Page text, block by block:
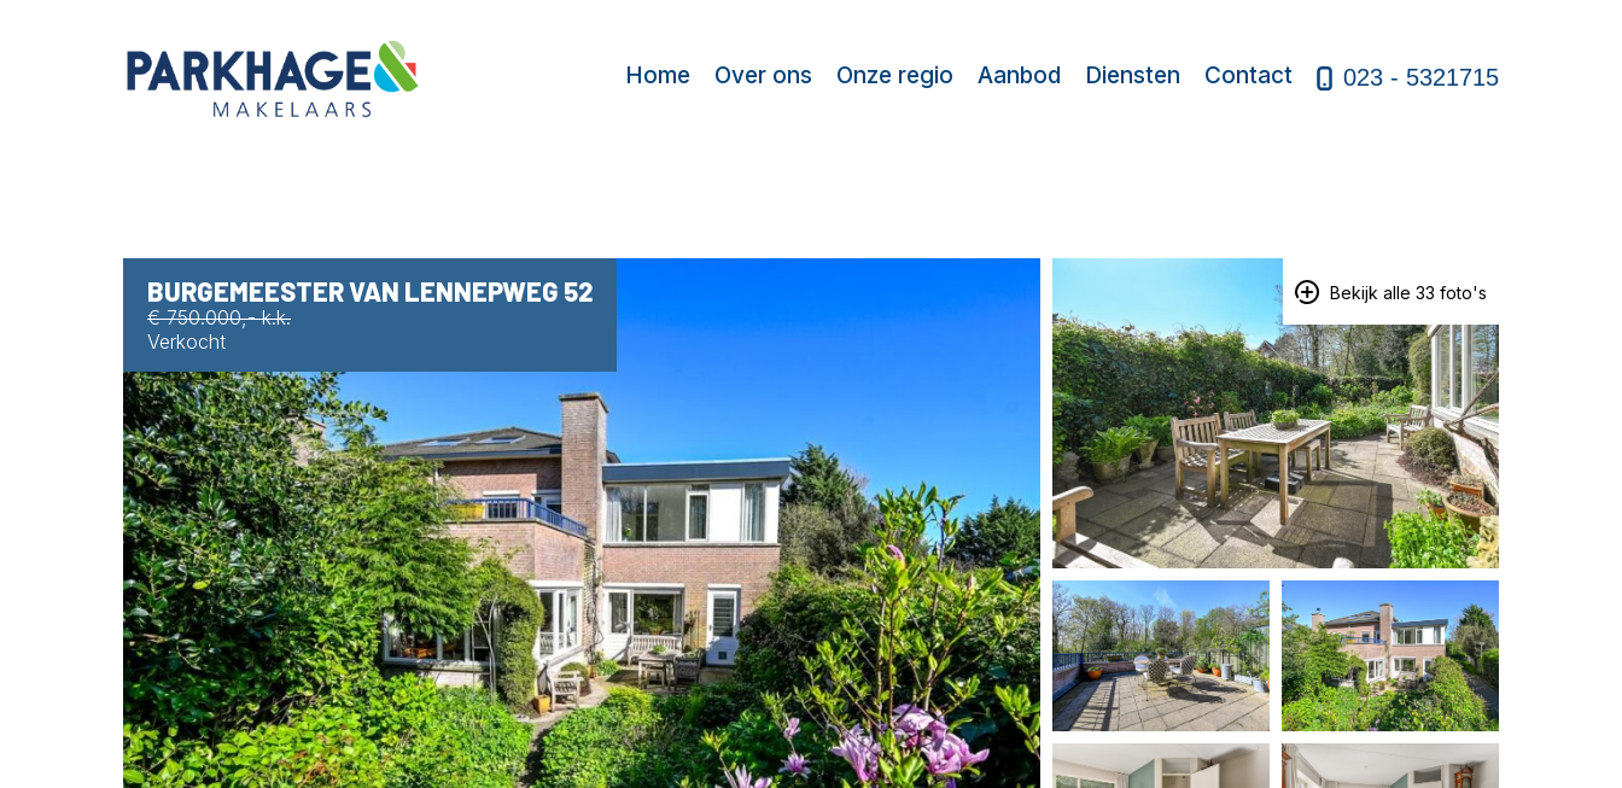
023 - 5321715
Home Over ons Onze regio Aanbod Diensten Contact
BURGEMEESTER VAN LENNEPWEG 52
€ 750.000,- k.k.
Verkocht
Bekijk alle 33 foto's